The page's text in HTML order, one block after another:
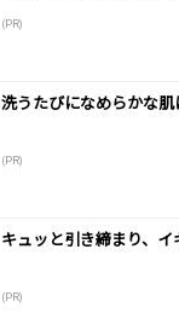
(PR)
洗うたびになめらかな
(PR)
キュッと引き締まり、
(PR)